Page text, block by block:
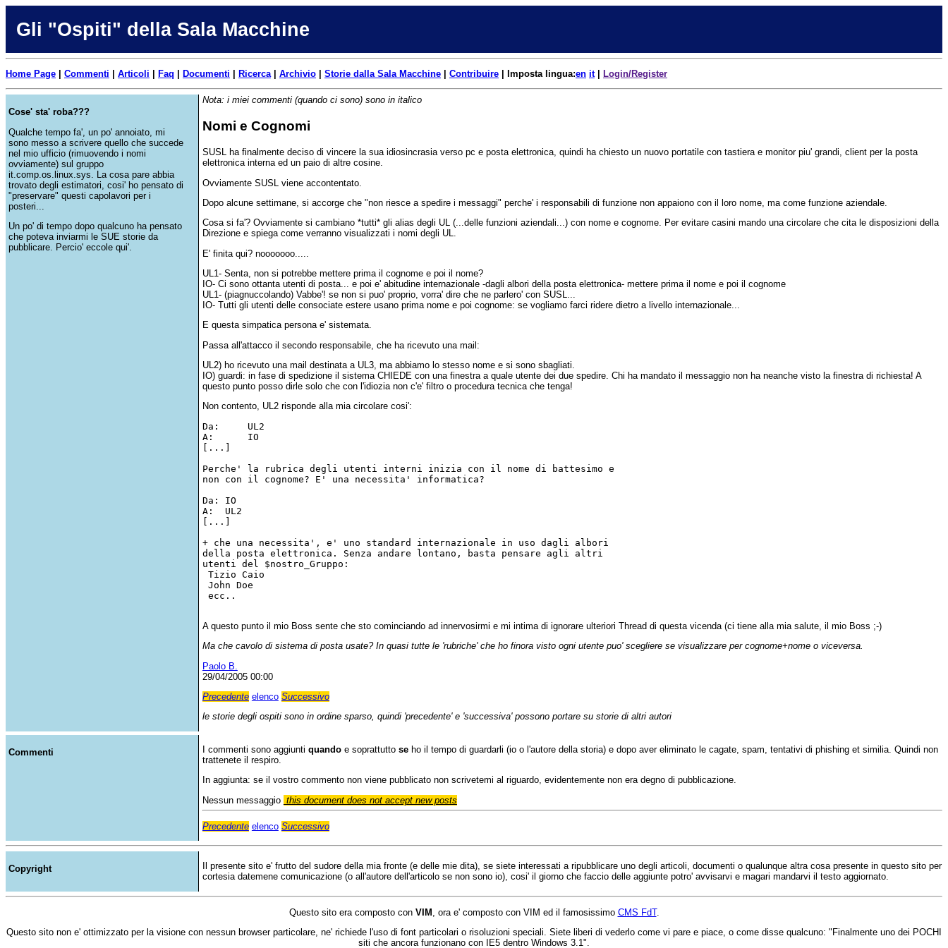
Gli "Ospiti" della Sala Macchine
Home Page Commenti Articoli Faq Documenti Ricerca Archivio Storie dalla Sala Macchine Contribuire | Imposta lingua:en it Login/Register
Cose' sta' roba???
Qualche tempo fa', un po' annoiato, mi
sono messo a scrivere quello che succede
nel mio ufficio (rimuovendo i nomi
ovviamente) sul gruppo
it.comp.os.linux.sys. La cosa pare abbia
trovato degli estimatori, cosi' ho pensato di
"preservare" questi capolavori per i
posteri...
Un po' di tempo dopo qualcuno ha pensato
che poteva inviarmi le SUE storie da
pubblicare. Percio' eccole qui'.
Nota: i miei commenti (quando ci sono) sono in italico
Nomi e Cognomi
SUSL ha finalmente deciso di vincere la sua idiosincrasia verso pc e posta elettronica, quindi ha chiesto un nuovo portatile con tastiera e monitor piu' grandi, client per la posta
elettronica interna ed un paio di altre cosine.
Ovviamente SUSL viene accontentato.
Dopo alcune settimane, si accorge che "non riesce a spedire i messaggi" perche' i responsabili di funzione non appaiono con il loro nome, ma come funzione aziendale.
Cosa si fa'? Ovviamente si cambiano *tutti* gli alias degli UL (...delle funzioni aziendali...) con nome e cognome. Per evitare casini mando una circolare che cita le disposizioni della
Direzione e spiega come verranno visualizzati i nomi degli UL.
E' finita qui? nooooooo.....
UL1- Senta, non si potrebbe mettere prima il cognome e poi il nome?
IO- Ci sono ottanta utenti di posta... e poi e' abitudine internazionale -dagli albori della posta elettronica- mettere prima il nome e poi il cognome
UL1- (piagnuccolando) Vabbe'! se non si puo' proprio, vorra' dire che ne parlero' con SUSL...
IO- Tutti gli utenti delle consociate estere usano prima nome e poi cognome: se vogliamo farci ridere dietro a livello internazionale...
E questa simpatica persona e' sistemata.
Passa all'attacco il secondo responsabile, che ha ricevuto una mail:
UL2) ho ricevuto una mail destinata a UL3, ma abbiamo lo stesso nome e si sono sbagliati.
IO) guardi: in fase di spedizione il sistema CHIEDE con una finestra a quale utente dei due spedire. Chi ha mandato il messaggio non ha neanche visto la finestra di richiesta! A
questo punto posso dirle solo che con l'idiozia non c'e' filtro o procedura tecnica che tenga!
Non contento, UL2 risponde alla mia circolare cosi':
Da:	UL2
A:	IO
[...]
Perche' la rubrica degli utenti interni inizia con il nome di battesimo e
non con il cognome? E' una necessita' informatica?
Da: IO
A:  UL2
[...]
+ che una necessita', e' uno standard internazionale in uso dagli albori
della posta elettronica. Senza andare lontano, basta pensare agli altri
utenti del $nostro_Gruppo:
Tizio Caio
John Doe
ecc..
A questo punto il mio Boss sente che sto cominciando ad innervosirmi e mi intima di ignorare ulteriori Thread di questa vicenda (ci tiene alla mia salute, il mio Boss ;-)
Ma che cavolo di sistema di posta usate? In quasi tutte le 'rubriche' che ho finora visto ogni utente puo' scegliere se visualizzare per cognome+nome o viceversa.
Paolo B.
29/04/2005 00:00
Precedente elenco Successivo
le storie degli ospiti sono in ordine sparso, quindi 'precedente' e 'successiva' possono portare su storie di altri autori
Commenti I commenti sono aggiunti quandoe soprattutto seho il tempo di guardarli (io o l'autore della storia) e dopo aver eliminato le cagate, spam, tentativi di phishing et similia. Quindi non
trattenete il respiro.
In aggiunta: se il vostro commento non viene pubblicato non scrivetemi al riguardo, evidentemente non era degno di pubblicazione.
Nessun messaggio this document does not accept new posts
Precedente elenco Successivo
Copyright
Il presente sito e' frutto del sudore della mia fronte (e delle mie dita), se siete interessati a ripubblicare uno degli articoli, documenti o qualunque altra cosa presente in questo sito per
cortesia datemene comunicazione (o all'autore dell'articolo se non sono io), cosi' il giorno che faccio delle aggiunte potro' avvisarvi e magari mandarvi il testo aggiornato.
Questo sito era composto con VIM , ora e' composto con VIM ed il famosissimo CMS FdT.
Questo sito non e' ottimizzato per la visione con nessun browser particolare, ne' richiede l'uso di font particolari o risoluzioni speciali. Siete liberi di vederlo come vi pare e piace, o come disse qualcuno: "Finalmente uno dei POCHI
siti che ancora funzionano con IE5 dentro Windows 3.1".